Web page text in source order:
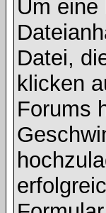
Um
Datei,
klicken
Forums